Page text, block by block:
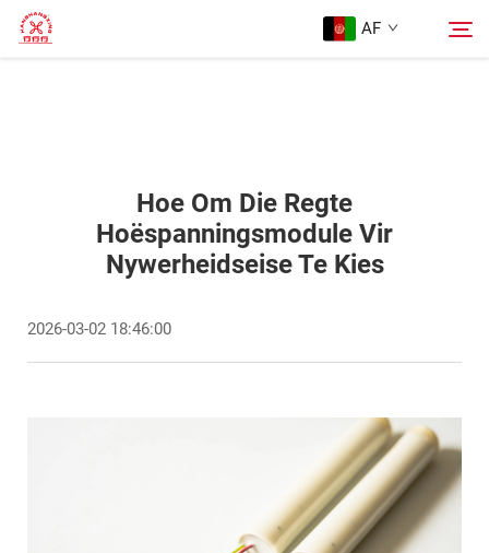
AF
Gevalle
Hoe Om Die Regte
Hoëspanningsmodule Vir
Nywerheidseise Te Kies
2026-03-02 18:46:00